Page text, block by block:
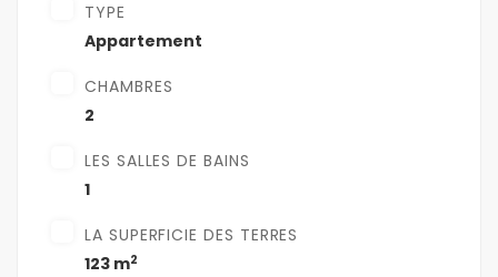
TYPE
Appartement
CHAMBRES
2
LES SALLES DE BAINS
1
LA SUPERFICIE DES TERRES
123 m2